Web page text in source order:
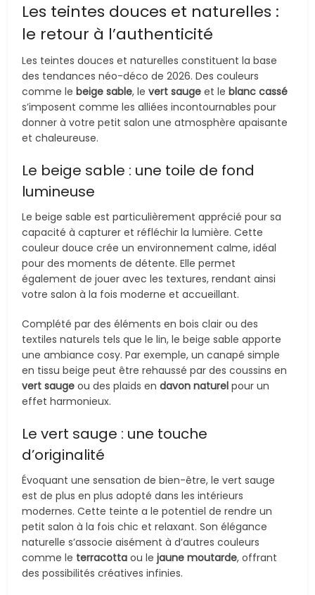
Les teintes douces et naturelles :
le retour à l’authenticité
Les teintes douces et naturelles constituent la base
des tendances néo-déco de 2026. Des couleurs
comme lebeige sable, levert sauge et leblanc cassé
s’imposent comme les alliées incontournables pour
donner à votre petit salon une atmosphère apaisante
et chaleureuse.
Le beige sable : une toile de fond
lumineuse
Le beige sable est particulièrement apprécié pour sa
capacité à capturer et réfléchir la lumière. Cette
couleur douce crée un environnement calme, idéal
pour des moments de détente. Elle permet
également de jouer avec les textures, rendant ainsi
votre salon à la fois moderne et accueillant.
Complété par des éléments en bois clair ou des
textiles naturels tels que le lin, le beige sable apporte
une ambiance cosy. Par exemple, un canapé simple
en tissu beige peut être rehaussé par des coussins en
vert sauge ou des plaids endavon naturel pour un
effet harmonieux.
Le vert sauge : une touche
d’originalité
Évoquant une sensation de bien-être, le vert sauge
est de plus en plus adopté dans les intérieurs
modernes. Cette teinte a le potentiel de rendre un
petit salon à la fois chic et relaxant. Son élégance
naturelle s’associe aisément à d’autres couleurs
comme le terracotta ou lejaune moutarde, offrant
des possibilités créatives infinies.